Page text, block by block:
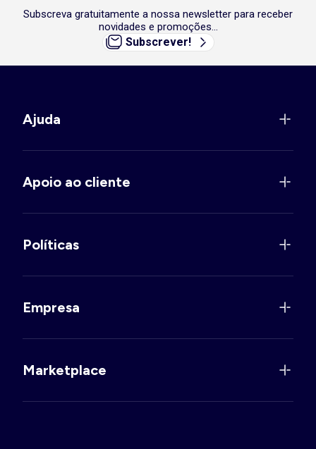
Subscreva gratuitamente a nossa newsletter para receber
novidades e promoções...
Subscrever!
Ajuda
Apoio ao cliente
Políticas
Empresa
Marketplace